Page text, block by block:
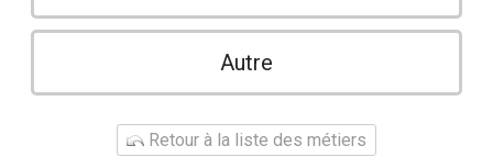
Autre
Retour à la liste des métiers